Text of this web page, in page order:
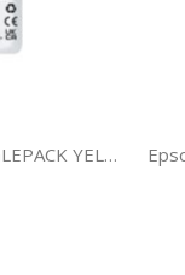
Epson C13T10G44020 SINGLEPACK YELLOW 604 INK